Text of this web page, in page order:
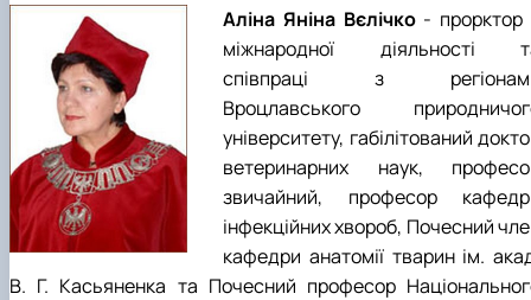
Аліна Яніна Вєлічко- прорктор
міжнародної діяльності
співпраці з
Вроцлавського
університету, габілітований
ветеринарних наук,
звичайний, професор
інфекційних хвороб, Почесний
кафедри анатомії тварин ім.
В. Г. Касьяненка та Почесний професор